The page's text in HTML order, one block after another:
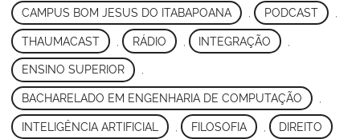
CAMPUS BOM JESUS DO ITABAPOANA PODCAST
THAUMACAST RÁDIO INTEGRAÇÃO
ENSINO SUPERIOR ,
BACHARELADO EM ENGENHARIA DE COMPUTAÇÃO
INTELIGÊNCIA ARTIFICIAL FILOSOFIA DIREITO